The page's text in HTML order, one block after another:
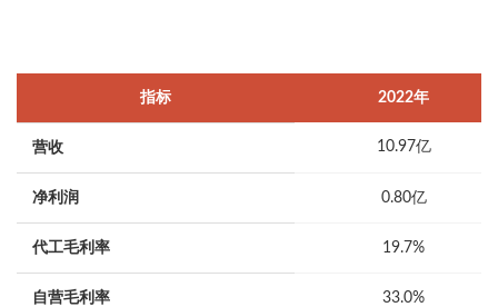
指标 2022年
​营收 10.97亿
净利润 0.80亿
​代工毛利率 19.7%
自营毛利率 33.0%